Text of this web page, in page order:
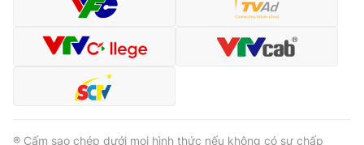
® Cấm sao chép dưới mọi hình thức nếu không có sự chấp